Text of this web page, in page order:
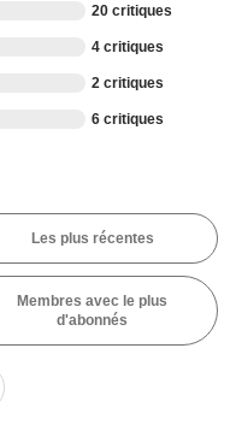
20 critiques
4 critiques
2 critiques
6 critiques
Les plus récentes
Membres avec le plus
d'abonnés